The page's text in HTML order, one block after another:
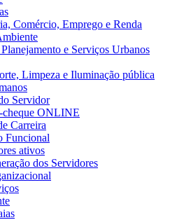
Comércio, Emprego e Renda
e Serviços Urbanos
Limpeza e Iluminação pública
Servidor
cheque ONLINE
Carreira
Funcional
ativos
dos Servidores